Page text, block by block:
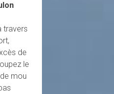
travers
de
le
mou